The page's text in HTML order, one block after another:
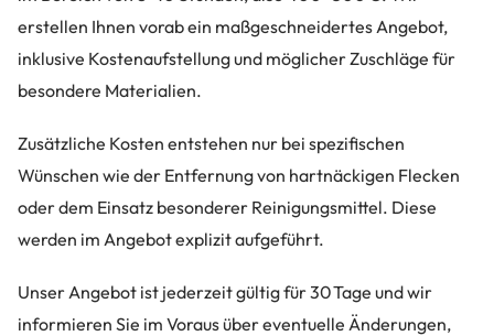
erstellen Ihnen vorab ein maßgeschneidertes Angebot,
inklusive Kostenaufstellung und möglicher Zuschläge für
besondere Materialien.
Zusätzliche Kosten entstehen nur bei spezifischen
Wünschen wie der Entfernung von hartnäckigen Flecken
oder dem Einsatz besonderer Reinigungsmittel. Diese
werden im Angebot explizit aufgeführt.
Unser Angebot ist jederzeit gültig für 30 Tage und wir
informieren Sie im Voraus über eventuelle Änderungen,